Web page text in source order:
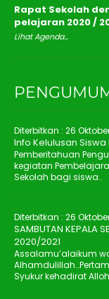
Rapat Sekolah
pelajaran 2020 /
Lihat Agenda...
Diterbitkan : 26
Info Kelulusan Siswa
Pemberitahuan
kegiatan
Sekolah bagi siswa..
Diterbitkan : 26
SAMBUTAN KEPALA
2020/2021
Assalamu’alaikum
Syukur kehadirat Alloh